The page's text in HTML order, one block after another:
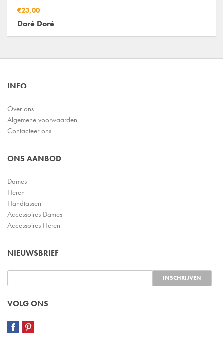
€23,00
Doré Doré
INFO
Over ons
Algemene voorwaarden
Contacteer ons
ONS AANBOD
Dames
Heren
Handtassen
Accessoires Dames
Accessoires Heren
NIEUWSBRIEF
VOLG ONS